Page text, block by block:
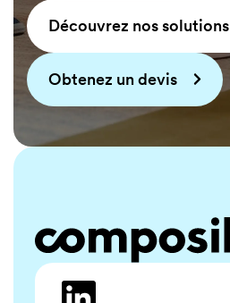
Découvrez nos solutions
Obtenez un devis